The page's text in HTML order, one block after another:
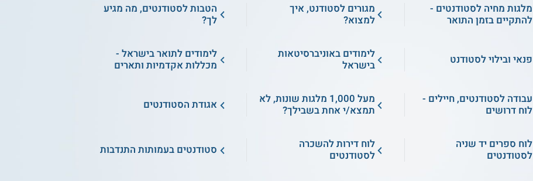
מלגות מחיה לסטודנטים -
להתקיים בזמן התואר
מגורים לסטודנט, איך
למצוא?
הטבות לסטודנטים, מה מגיע
לך?
פנאי ובילוי לסטודנט
לימודים באוניברסיטאות
בישראל
לימודים לתואר בישראל -
מכללות אקדמיות ותארים
עבודה לסטודנטים, חיילים -
לוח דרושים
מעל 1,000 מלגות שונות, לא
תמצא/י אחת בשבילך?
אגודת הסטודנטים
לוח ספרים יד שניה
לסטודנטים
לוח דירות להשכרה
לסטודנטים
סטודנטים בעמותות התנדבות